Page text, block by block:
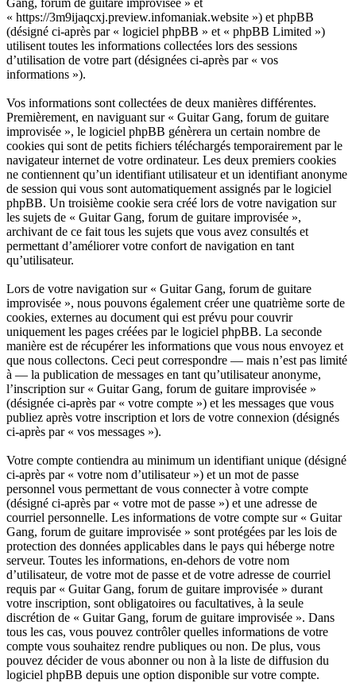
Gang, forum de guitare improvisée » et
« https://3m9ijaqcxj.preview.infomaniak.website ») et phpBB
(désigné ci-après par « logiciel phpBB » et « phpBB Limited »)
utilisent toutes les informations collectées lors des sessions
d’utilisation de votre part (désignées ci-après par « vos
informations »).
Vos informations sont collectées de deux manières différentes.
Premièrement, en naviguant sur « Guitar Gang, forum de guitare
improvisée », le logiciel phpBB génèrera un certain nombre de
cookies qui sont de petits fichiers téléchargés temporairement par le
navigateur internet de votre ordinateur. Les deux premiers cookies
ne contiennent qu’un identifiant utilisateur et un identifiant anonyme
de session qui vous sont automatiquement assignés par le logiciel
phpBB. Un troisième cookie sera créé lors de votre navigation sur
les sujets de « Guitar Gang, forum de guitare improvisée »,
archivant de ce fait tous les sujets que vous avez consultés et
permettant d’améliorer votre confort de navigation en tant
qu’utilisateur.
Lors de votre navigation sur « Guitar Gang, forum de guitare
improvisée », nous pouvons également créer une quatrième sorte de
cookies, externes au document qui est prévu pour couvrir
uniquement les pages créées par le logiciel phpBB. La seconde
manière est de récupérer les informations que vous nous envoyez et
que nous collectons. Ceci peut correspondre — mais n’est pas limité
à — la publication de messages en tant qu’utilisateur anonyme,
l’inscription sur « Guitar Gang, forum de guitare improvisée »
(désignée ci-après par « votre compte ») et les messages que vous
publiez après votre inscription et lors de votre connexion (désignés
ci-après par « vos messages »).
Votre compte contiendra au minimum un identifiant unique (désigné
ci-après par « votre nom d’utilisateur ») et un mot de passe
personnel vous permettant de vous connecter à votre compte
(désigné ci-après par « votre mot de passe ») et une adresse de
courriel personnelle. Les informations de votre compte sur « Guitar
Gang, forum de guitare improvisée » sont protégées par les lois de
protection des données applicables dans le pays qui héberge notre
serveur. Toutes les informations, en-dehors de votre nom
d’utilisateur, de votre mot de passe et de votre adresse de courriel
requis par « Guitar Gang, forum de guitare improvisée » durant
votre inscription, sont obligatoires ou facultatives, à la seule
discrétion de « Guitar Gang, forum de guitare improvisée ». Dans
tous les cas, vous pouvez contrôler quelles informations de votre
compte vous souhaitez rendre publiques ou non. De plus, vous
pouvez décider de vous abonner ou non à la liste de diffusion du
logiciel phpBB depuis une option disponible sur votre compte.